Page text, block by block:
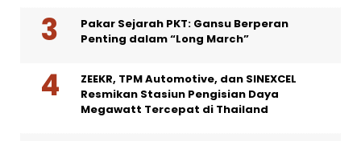
Pakar Sejarah PKT: Gansu Berperan
Penting dalam “Long March”
ZEEKR, TPM Automotive, dan SINEXCEL
Resmikan Stasiun Pengisian Daya
Megawatt Tercepat di Thailand